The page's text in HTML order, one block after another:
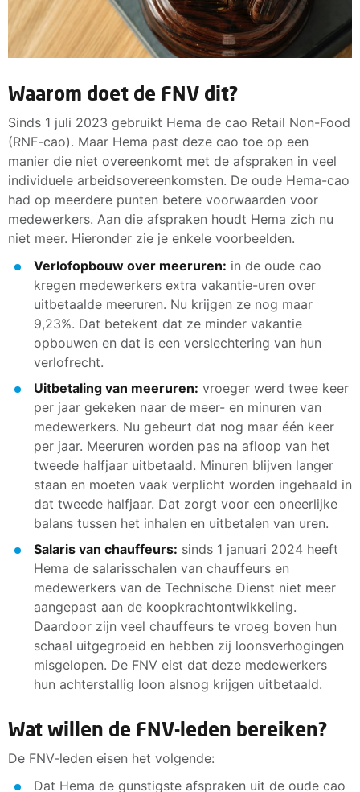
Waarom doet de FNV dit?
Sinds 1 juli 2023 gebruikt Hema de cao Retail Non-Food
(RNF-cao). Maar Hema past deze cao toe op een
manier die niet overeenkomt met de afspraken in veel
individuele arbeidsovereenkomsten. De oude Hema-cao
had op meerdere punten betere voorwaarden voor
medewerkers. Aan die afspraken houdt Hema zich nu
niet meer. Hieronder zie je enkele voorbeelden.
Verlofopbouw over meeruren: in de oude cao
kregen medewerkers extra vakantie-uren over
uitbetaalde meeruren. Nu krijgen ze nog maar
9,23%. Dat betekent dat ze minder vakantie
opbouwen en dat is een verslechtering van hun
verlofrecht.
Uitbetaling van meeruren: vroeger werd twee keer
per jaar gekeken naar de meer- en minuren van
medewerkers. Nu gebeurt dat nog maar één keer
per jaar. Meeruren worden pas na afloop van het
tweede halfjaar uitbetaald. Minuren blijven langer
staan en moeten vaak verplicht worden ingehaald in
dat tweede halfjaar. Dat zorgt voor een oneerlijke
balans tussen het inhalen en uitbetalen van uren.
Salaris van chauffeurs: sinds 1 januari 2024 heeft
Hema de salarisschalen van chauffeurs en
medewerkers van de Technische Dienst niet meer
aangepast aan de koopkrachtontwikkeling.
Daardoor zijn veel chauffeurs te vroeg boven hun
schaal uitgegroeid en hebben zij loonsverhogingen
misgelopen. De FNV eist dat deze medewerkers
hun achterstallig loon alsnog krijgen uitbetaald.
Wat willen de FNV-leden bereiken?
De FNV-leden eisen het volgende:
Dat Hema de gunstigste afspraken uit de oude cao